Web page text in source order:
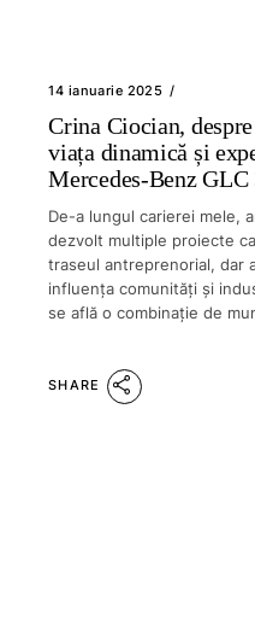
14 ianuarie 2025
Crina Ciocian,
viața dinamică și
Mercedes-Benz
De-a lungul carierei mele,
dezvolt multiple proiecte
traseul antreprenorial, dar
influența comunități și
se află o combinație de
SHARE